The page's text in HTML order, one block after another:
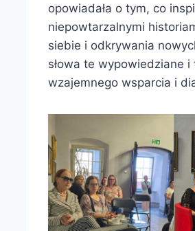
opowiadała o tym, co
niepowtarzalnymi
siebie i odkrywania
słowa te wypowiedziane
wzajemnego wsparcia i